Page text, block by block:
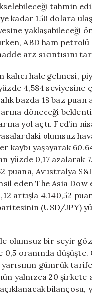
tahmin
kadar 150 dolara
yaklaşabileceği
ABD ham
arz sıkıntısını
hale gelmesi,
4,584
bazda 18 baz
döneceği
yol açtı. Fed’in
olumsuz
kaybı yaşayarak
yüzde 0,17 azalarak
puana, Avustralya
eden The Asia Dow
artışla 4.140,52
(USD/JPY)
olumsuz bir seyir
0,5 oranında
yarısının gümrük
yalnızca 20